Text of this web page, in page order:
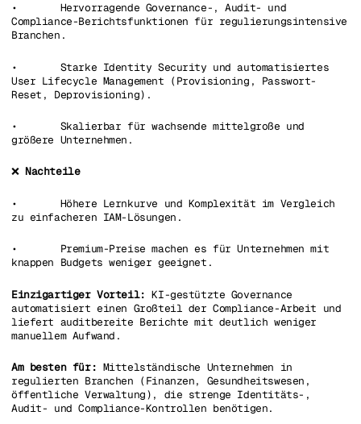
• Hervorragende Governance-, Audit- und
Compliance-Berichtsfunktionen für regulierungsintensive
Branchen.
• Starke Identity Security und automatisiertes
User Lifecycle Management (Provisioning, Passwort-
Reset, Deprovisioning).
• Skalierbar für wachsende mittelgroße und
größere Unternehmen.
❌Nachteile
• Höhere Lernkurve und Komplexität im Vergleich
zu einfacheren IAM-Lösungen.
• Premium-Preise machen es für Unternehmen mit
knappen Budgets weniger geeignet.
Einzigartiger Vorteil:KI-gestützte Governance
automatisiert einen Großteil der Compliance-Arbeit und
liefert auditbereite Berichte mit deutlich weniger
manuellem Aufwand.
Am besten für: Mittelständische Unternehmen in
regulierten Branchen (Finanzen, Gesundheitswesen,
öffentliche Verwaltung), die strenge Identitäts-,
Audit- und Compliance-Kontrollen benötigen.